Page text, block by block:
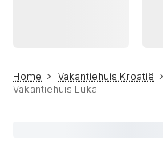
Home Vakantiehuis Kroatië
Vakantiehuis Luka